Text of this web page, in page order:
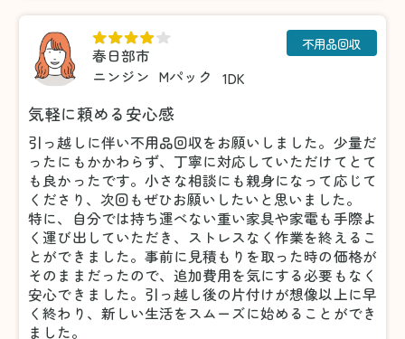
春日部市
ニンジン Mパック 1DK
不用品回収
気軽に頼める安心感
引っ越しに伴い不用品回収をお願いしました。少量だ
ったにもかかわらず、丁寧に対応していただけてとて
も良かったです。小さな相談にも親身になって応じて
くださり、次回もぜひお願いしたいと思いました。
特に、自分では持ち運べない重い家具や家電も手際よ
く運び出していただき、ストレスなく作業を終えるこ
とができました。事前に見積もりを取った時の価格が
そのままだったので、追加費用を気にする必要もなく
安心できました。引っ越し後の片付けが想像以上に早
く終わり、新しい生活をスムーズに始めることができ
ました。